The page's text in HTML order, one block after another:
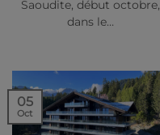
Saoudite, début octobre,
dans le…
05
Oct